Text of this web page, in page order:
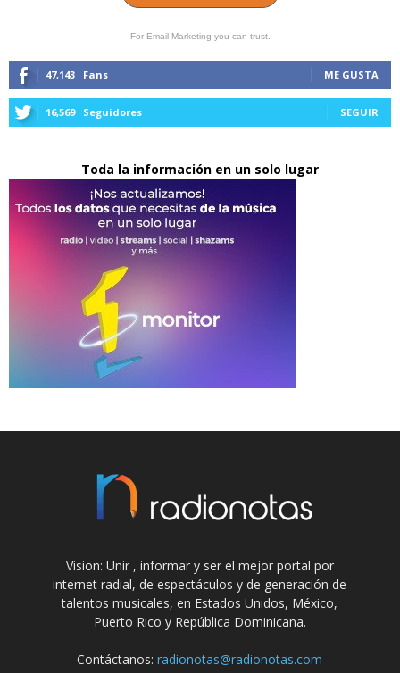
For Email Marketing you can trust.
47,143 Fans ME GUSTA
16,569 Seguidores SEGUIR
Toda la información en un solo lugar
Vision: Unir , informar y ser el mejor portal por
internet radial, de espectáculos y de generación de
talentos musicales, en Estados Unidos, México,
Puerto Rico y República Dominicana.
Contáctanos:radionotas@radionotas.com